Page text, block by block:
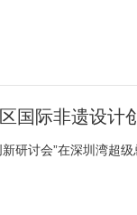
国际非遗设计
研讨会”在深圳湾超